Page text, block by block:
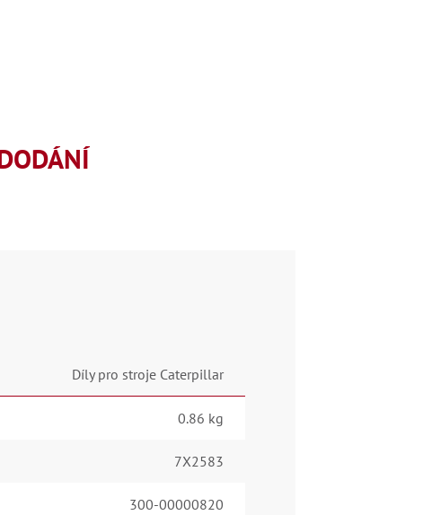
Díly pro stroje Caterpillar
0.86 kg
7X2583
300-00000820